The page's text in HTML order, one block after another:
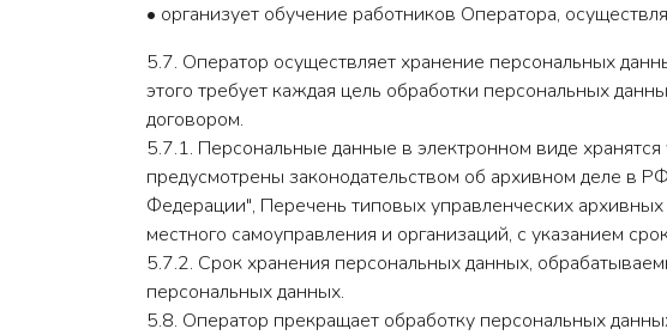
• организует обучение работников Оператора,
5.7. Оператор осуществляет хранение персональных
этого требует каждая цель обработки персональных
договором.
5.7.1. Персональные данные в электронном виде
предусмотрены законодательством об архивном деле
Федерации", Перечень типовых управленческих
местного самоуправления и организаций, с указанием
5.7.2. Срок хранения персональных данных,
персональных данных.
5.8. Оператор прекращает обработку персональных